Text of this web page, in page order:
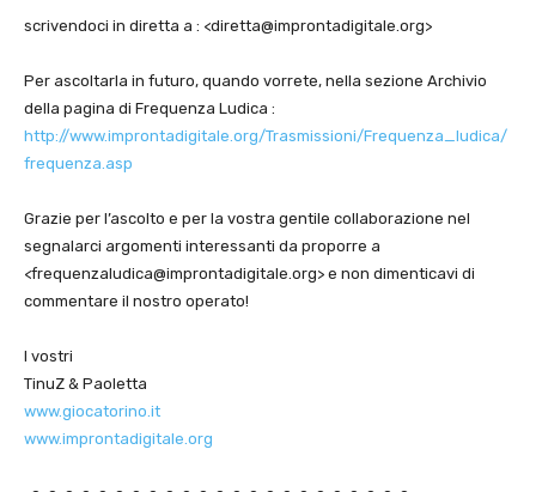
scrivendoci in diretta a : <diretta@improntadigitale.org>
Per ascoltarla in futuro, quando vorrete, nella sezione Archivio
della pagina di Frequenza Ludica :
http://www.improntadigitale.org/Trasmissioni/Frequenza_ludica/
frequenza.asp
Grazie per l’ascolto e per la vostra gentile collaborazione nel
segnalarci argomenti interessanti da proporre a
<frequenzaludica@improntadigitale.org> e non dimenticavi di
commentare il nostro operato!
I vostri
TinuZ & Paoletta
www.giocatorino.it
www.improntadigitale.org